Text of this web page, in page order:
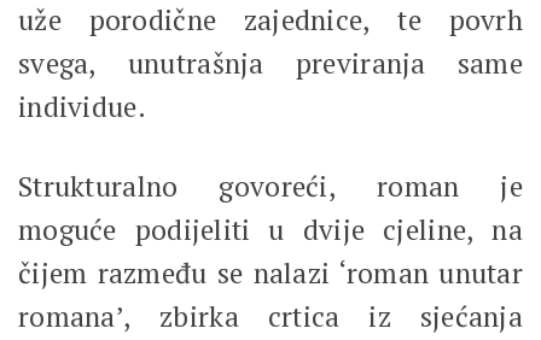
uže porodične zajednice, te povrh
svega, unutrašnja previranja same
individue.
Strukturalno govoreći, roman je
moguće podijeliti u dvije cjeline, na
čijem razmeđu se nalazi ‘roman unutar
romana’, zbirka crtica iz sjećanja